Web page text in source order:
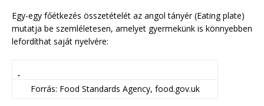
Egy-egy főétkezés összetételét az angol tányér (Eating plate)
mutatja be szemléletesen, amelyet gyermekünk is könnyebben
lefordíthat saját nyelvére:
Forrás: Food Standards Agency, food.gov.uk